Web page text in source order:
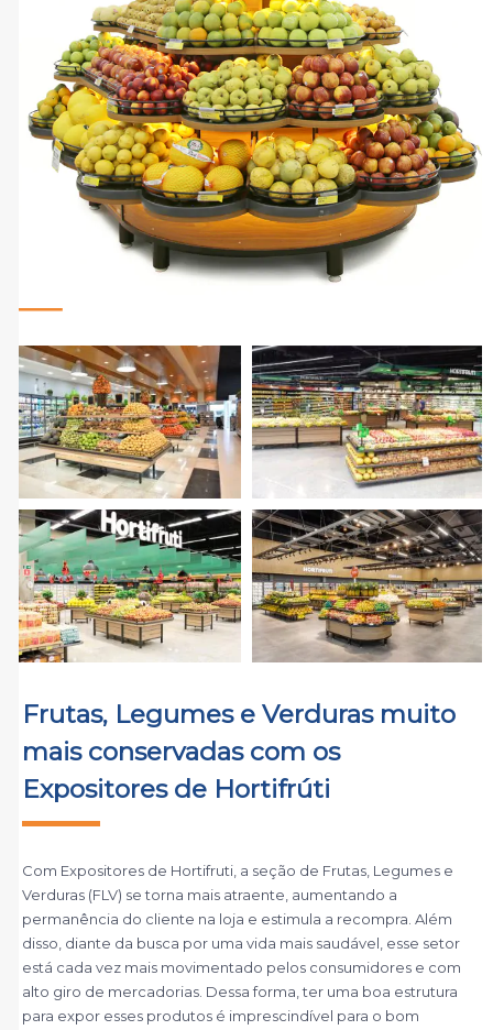
Frutas, Legumes e Verduras muito
mais conservadas com os
Expositores de Hortifrúti
Com Expositores de Hortifruti, a seção de Frutas, Legumes e
Verduras (FLV) se torna mais atraente, aumentando a
permanência do cliente na loja e estimula a recompra. Além
disso, diante da busca por uma vida mais saudável, esse setor
está cada vez mais movimentado pelos consumidores e com
alto giro de mercadorias. Dessa forma, ter uma boa estrutura
para expor esses produtos é imprescindível para o bom